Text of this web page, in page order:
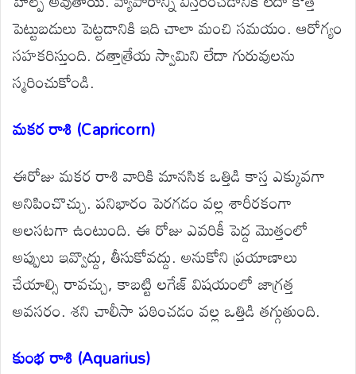
పెట్టుబడులు పెట్టడానికి ఇది చాలా మంచి సమయం. ఆరోగ్యం
సహకరిస్తుంది. దత్తాత్రేయ స్వామిని లేదా గురువులను
స్మరించుకోండి.
మకర రాశి (Capricorn)
ఈరోజు మకర రాశి వారికి మానసిక ఒత్తిడి కాస్త ఎక్కువగా
అనిపించొచ్చు. పనిభారం పెరగడం వల్ల శారీరకంగా
అలసటగా ఉంటుంది. ఈ రోజు ఎవరికీ పెద్ద మొత్తంలో
అప్పులు ఇవ్వొద్దు, తీసుకోవద్దు. అనుకోని ప్రయాణాలు
చేయాల్సి రావచ్చు, కాబట్టి లగేజ్ విషయంలో జాగ్రత్త
అవసరం. శని చాలీసా పఠించడం వల్ల ఒత్తిడి తగ్గుతుంది.
కుంభ రాశి (Aquarius)